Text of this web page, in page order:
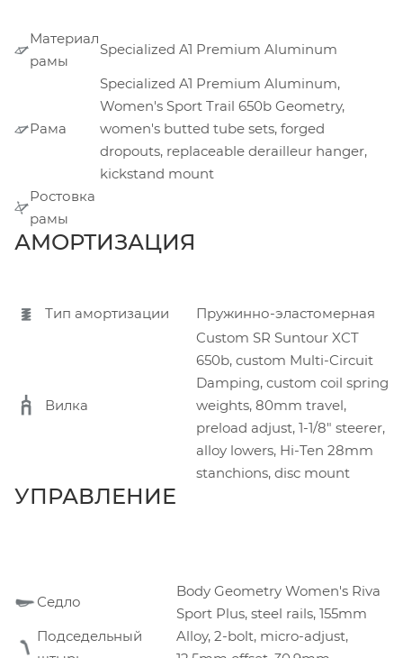
Материал
рамы
Specialized A1 Premium Aluminum
Рама
Specialized A1 Premium Aluminum,
Women's Sport Trail 650b Geometry,
women's butted tube sets, forged
dropouts, replaceable derailleur hanger,
kickstand mount
Ростовка
рамы
АМОРТИЗАЦИЯ
Тип амортизации Пружинно-эластомерная
Вилка
Custom SR Suntour XCT
650b, custom Multi-Circuit
Damping, custom coil spring
weights, 80mm travel,
preload adjust, 1-1/8" steerer,
alloy lowers, Hi-Ten 28mm
stanchions, disc mount
УПРАВЛЕНИЕ
Седло
Body Geometry Women's Riva
Sport Plus, steel rails, 155mm
Подседельный
Alloy, 2-bolt, micro-adjust,